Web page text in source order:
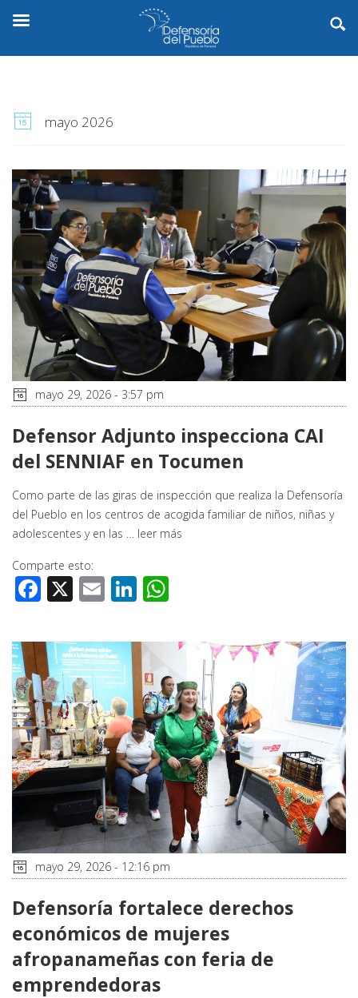
mayo 2026
mayo 29, 2026 - 3:57 pm
Defensor Adjunto inspecciona CAI
del SENNIAF en Tocumen
Como parte de las giras de inspección que realiza la Defensoría
del Pueblo en los centros de acogida familiar de niños, niñas y
adolescentes y en las … leer más
Comparte esto:
Facebook
X EmailLinkedIn
mayo 29, 2026 - 12:16 pm
Defensoría fortalece derechos
económicos de mujeres
afropanameñas con feria de
emprendedoras